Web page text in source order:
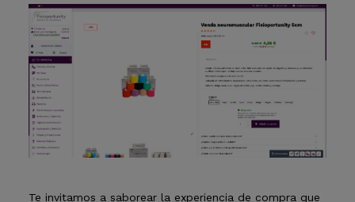
Te invitamos a saborear la experiencia de compra que